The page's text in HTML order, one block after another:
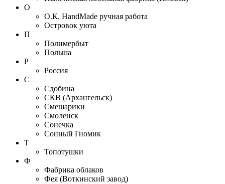
О
О.К. HandMade ручная работа
Островок уюта
П
Полимербыт
Польша
Р
Россия
С
Сдобина
СКВ (Архангельск)
Смешарики
Смоленск
Сонечка
Сонный Гномик
Т
Топотушки
Ф
Фабрика облаков
Фея (Воткинский завод)